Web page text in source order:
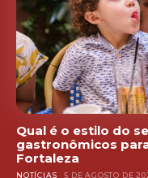
Qual é o estilo do
gastronômicos
Fortaleza
NOTÍCIAS 5 DE AGOSTO DE